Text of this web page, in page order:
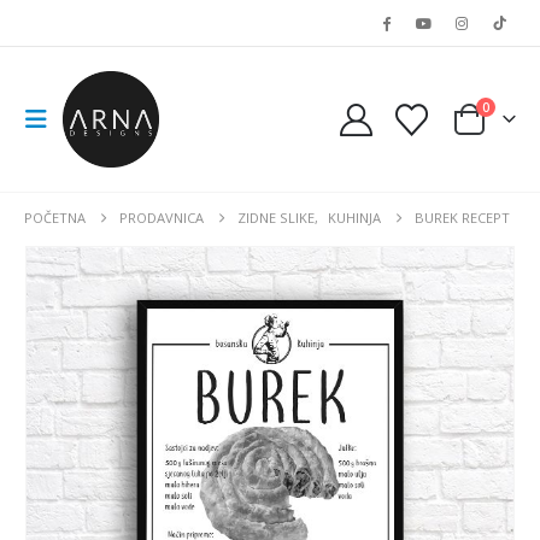
0
POČETNA PRODAVNICA ZIDNE SLIKE, KUHINJA BUREK RECEPT